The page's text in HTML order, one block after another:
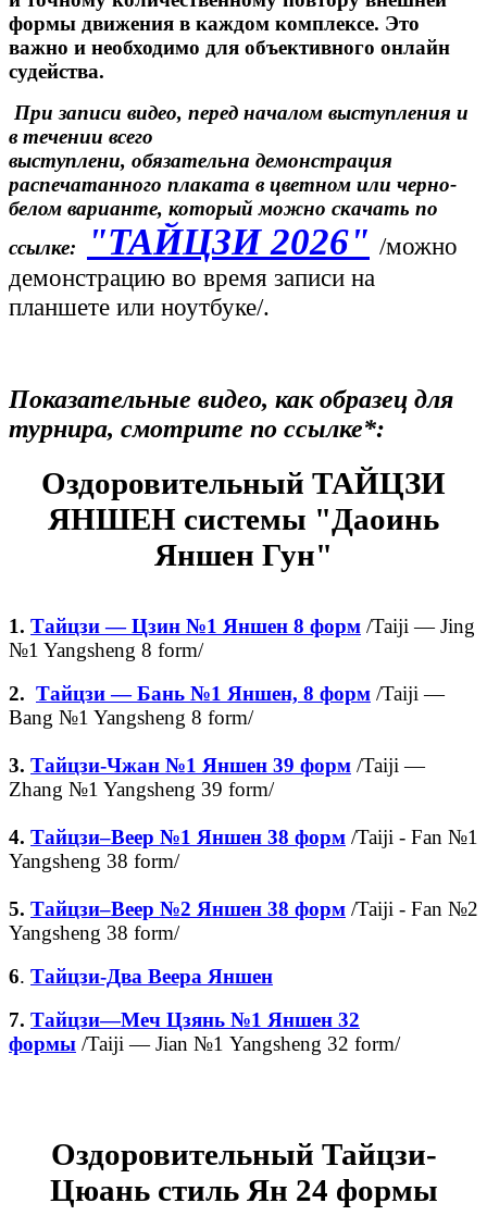
формы движения в каждом комплексе. Это
важно и необходимо для объективного онлайн
судейства.
При записи видео, перед началом выступления и
в течении всего
выступлени, обязательна демонстрация
распечатанного плаката в цветном или черно-
белом варианте, который можно скачать по
ссылке:
"ТАЙЦЗИ 2026" /можно
демонстрацию во время записи на
планшете или ноутбуке/.
Показательные видео, как образец для
турнира, смотрите по ссылке*:
Оздоровительный ТАЙЦЗИ
ЯНШЕН системы "Даоинь
Яншен Гун"
1. Тайцзи —Цзин №1 Яншен 8 форм /Taiji — Jing
№1 Yangsheng 8 form/
2. Тайцзи — Бань №1 Яншен, 8 форм /Taiji —
Bang №1 Yangsheng 8 form/
3. Тайцзи-Чжан №1 Яншен 39 форм /Taiji —
Zhang №1 Yangsheng 39 form/
4. Тайцзи–Веер №1 Яншен 38 форм /Taiji - Fan №1
Yangsheng 38 form/
5. Тайцзи–Веер №2 Яншен 38 форм /Taiji - Fan №2
Yangsheng 38 form/
6. Тайцзи-Два Веера Яншен
7. Тайцзи—Меч Цзянь №1 Яншен 32
формы /Taiji — Jian №1 Yangsheng 32 form/
Оздоровительный Тайцзи-
Цюань стиль Ян 24 формы